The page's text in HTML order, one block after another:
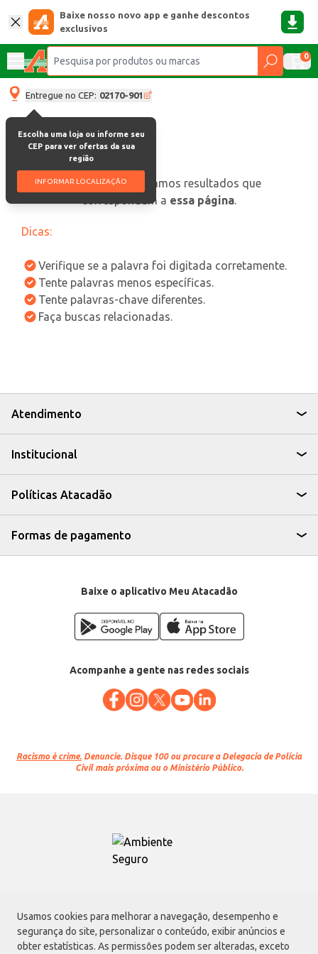
Usamos cookies para melhorar a navegação, desempenho e
segurança do site, personalizar o conteúdo, exibir anúncios e
obter estatísticas. As permissões podem ser alteradas, exceto
Baixe nosso novo app e ganhe descontos
exclusivos
0
Entregue no CEP: 02170-901
Escolha uma loja ou informe seu
CEP para ver ofertas da sua
região
INFORMAR LOCALIZAÇÃO
oops, não encontramos resultados que
correspondam a essa página.
Dicas:
Verifique se a palavra foi digitada corretamente.
Tente palavras menos específicas.
Tente palavras-chave diferentes.
Faça buscas relacionadas.
Atendimento
Institucional
Políticas Atacadão
Formas de pagamento
Baixe o aplicativo Meu Atacadão
Acompanhe a gente nas redes sociais
Racismo é crime. Denuncie. Disque 100 ou procure a Delegacia de Polícia
Civil mais próxima ou o Ministério Público.
Atacadão S.A.
Avenida Morvan Dias de Figueiredo, 6169, Vila Maria, São Paulo - SP | CEP
02170-901 | CNPJ: 75.315.333/0001-09